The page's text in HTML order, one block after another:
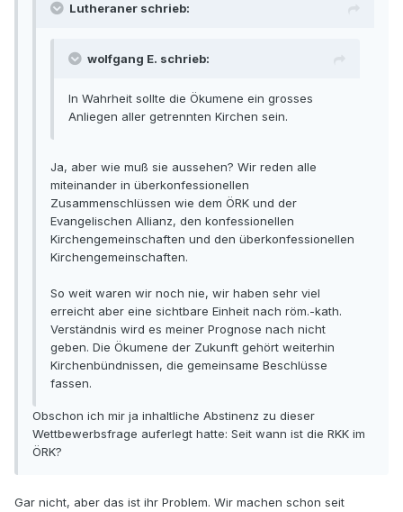
Lutheraner schrieb:
wolfgang E. schrieb:
In Wahrheit sollte die Ökumene ein grosses
Anliegen aller getrennten Kirchen sein.
Ja, aber wie muß sie aussehen? Wir reden alle
miteinander in überkonfessionellen
Zusammenschlüssen wie dem ÖRK und der
Evangelischen Allianz, den konfessionellen
Kirchengemeinschaften und den überkonfessionellen
Kirchengemeinschaften.
So weit waren wir noch nie, wir haben sehr viel
erreicht aber eine sichtbare Einheit nach röm.-kath.
Verständnis wird es meiner Prognose nach nicht
geben. Die Ökumene der Zukunft gehört weiterhin
Kirchenbündnissen, die gemeinsame Beschlüsse
fassen.
Obschon ich mir ja inhaltliche Abstinenz zu dieser
Wettbewerbsfrage auferlegt hatte: Seit wann ist die RKK im
ÖRK?
Gar nicht, aber das ist ihr Problem. Wir machen schon seit